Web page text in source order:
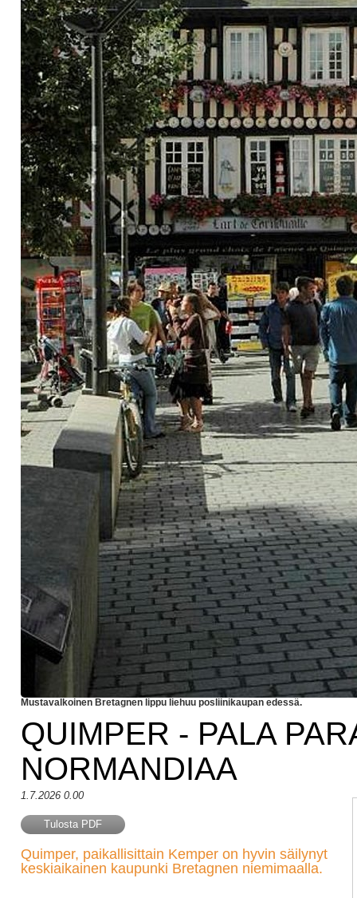
Mustavalkoinen Bretagnen lippu liehuu posliinikaupan edessä.
QUIMPER - PALA
NORMANDIAA
1.7.2026 0.00
Tulosta PDF
Quimper, paikallisittain Kemper on hyvin säilynyt
keskiaikainen kaupunki Bretagnen niemimaalla.